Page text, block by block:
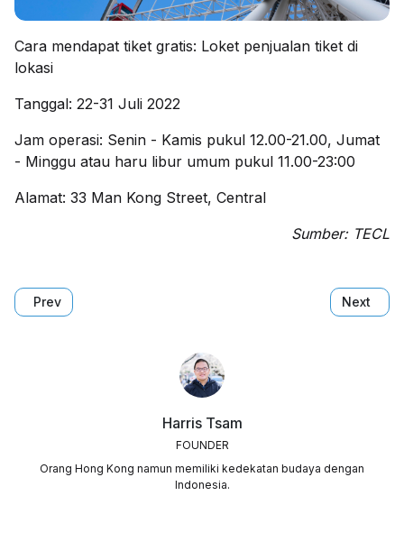
Harris Tsam
FOUNDER
Orang Hong Kong namun memiliki kedekatan budaya dengan
Indonesia.
Cara mendapat tiket gratis: Loket penjualan tiket di
lokasi
Tanggal: 22-31 Juli 2022
Jam operasi: Senin - Kamis pukul 12.00-21.00, Jumat
- Minggu atau haru libur umum pukul 11.00-23:00
Alamat: 33 Man Kong Street, Central
Sumber: TECL
Previous article: Peak Tram Di Hong Kong Akan Buka
Prev Next
Next